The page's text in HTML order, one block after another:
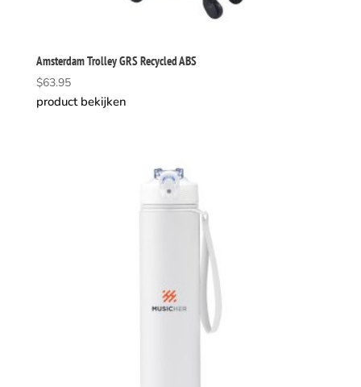
Amsterdam Trolley GRS Recycled ABS
$63.95
product bekijken